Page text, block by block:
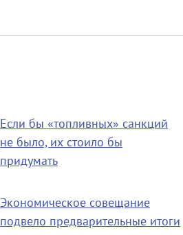
Если бы «топливных» санкций
не было, их стоило бы
придумать
Экономическое совещание
подвело предварительные итоги